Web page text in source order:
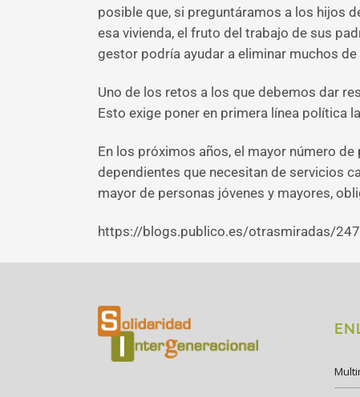
posible que, si preguntáramos a los hijos
esa vivienda, el fruto del trabajo de sus
gestor podría ayudar a eliminar muchos
Uno de los retos a los que debemos dar
Esto exige poner en primera línea política
En los próximos años, el mayor número
dependientes que necesitan de servicios
mayor de personas jóvenes y mayores,
https://blogs.publico.es/otrasmiradas/